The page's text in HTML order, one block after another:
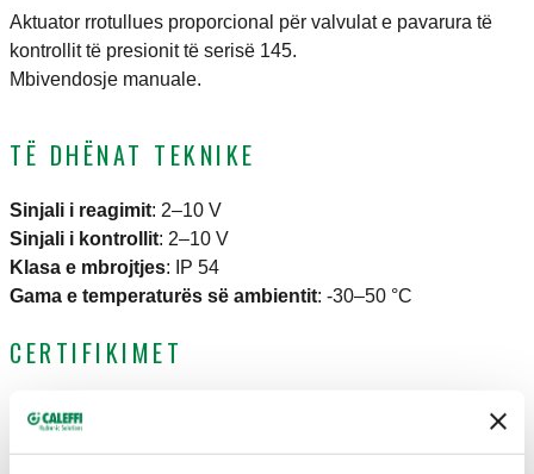
Aktuator rrotullues proporcional për valvulat e pavarura të
kontrollit të presionit të serisë 145.
Mbivendosje manuale.
TË DHËNAT TEKNIKE
Sinjali i reagimit: 2–10 V
Sinjali i kontrollit: 2–10 V
Klasa e mbrojtjes:
IP 54
Gama e temperaturës së ambientit: -30–50 °C
CERTIFIKIMET